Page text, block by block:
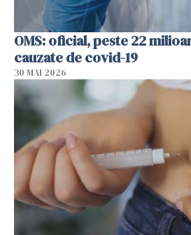
OMS: oficial, peste 22
cauzate de covid-19
30 MAI 2026